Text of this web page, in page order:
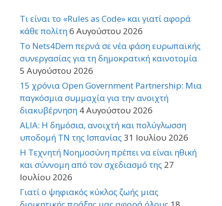
Τι είναι το «Rules as Code» και γιατί αφορά
κάθε πολίτη6 Αυγούστου 2026
Το Nets4Dem περνά σε νέα φάση ευρωπαϊκής
συνεργασίας για τη δημοκρατική καινοτομία
5 Αυγούστου 2026
15 χρόνια Open Government Partnership: Μια
παγκόσμια συμμαχία για την ανοιχτή
διακυβέρνηση 4 Αυγούστου 2026
ALIA: Η δημόσια, ανοιχτή και πολύγλωσση
υποδομή ΤΝ της Ισπανίας 31 Ιουλίου 2026
Η Τεχνητή Νοημοσύνη πρέπει να είναι ηθική
και σύννομη από τον σχεδιασμό της 27
Ιουλίου 2026
Γιατί ο ψηφιακός κύκλος ζωής μιας